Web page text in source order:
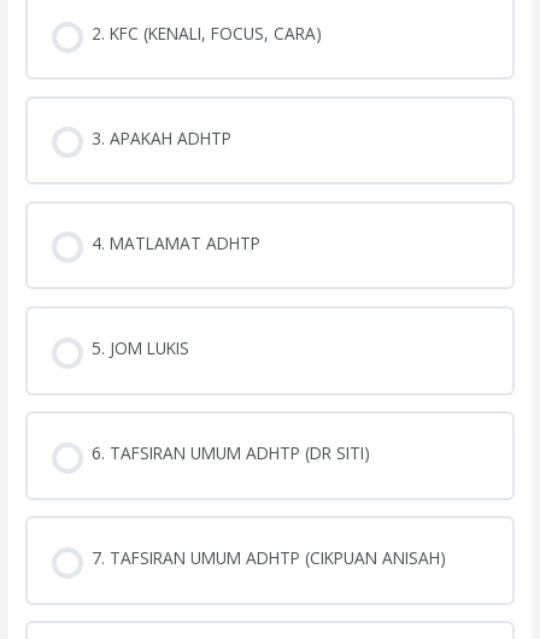
2. KFC (KENALI, FOCUS, CARA)
3. APAKAH ADHTP
4. MATLAMAT ADHTP
5. JOM LUKIS
6. TAFSIRAN UMUM ADHTP (DR SITI)
7. TAFSIRAN UMUM ADHTP (CIKPUAN ANISAH)